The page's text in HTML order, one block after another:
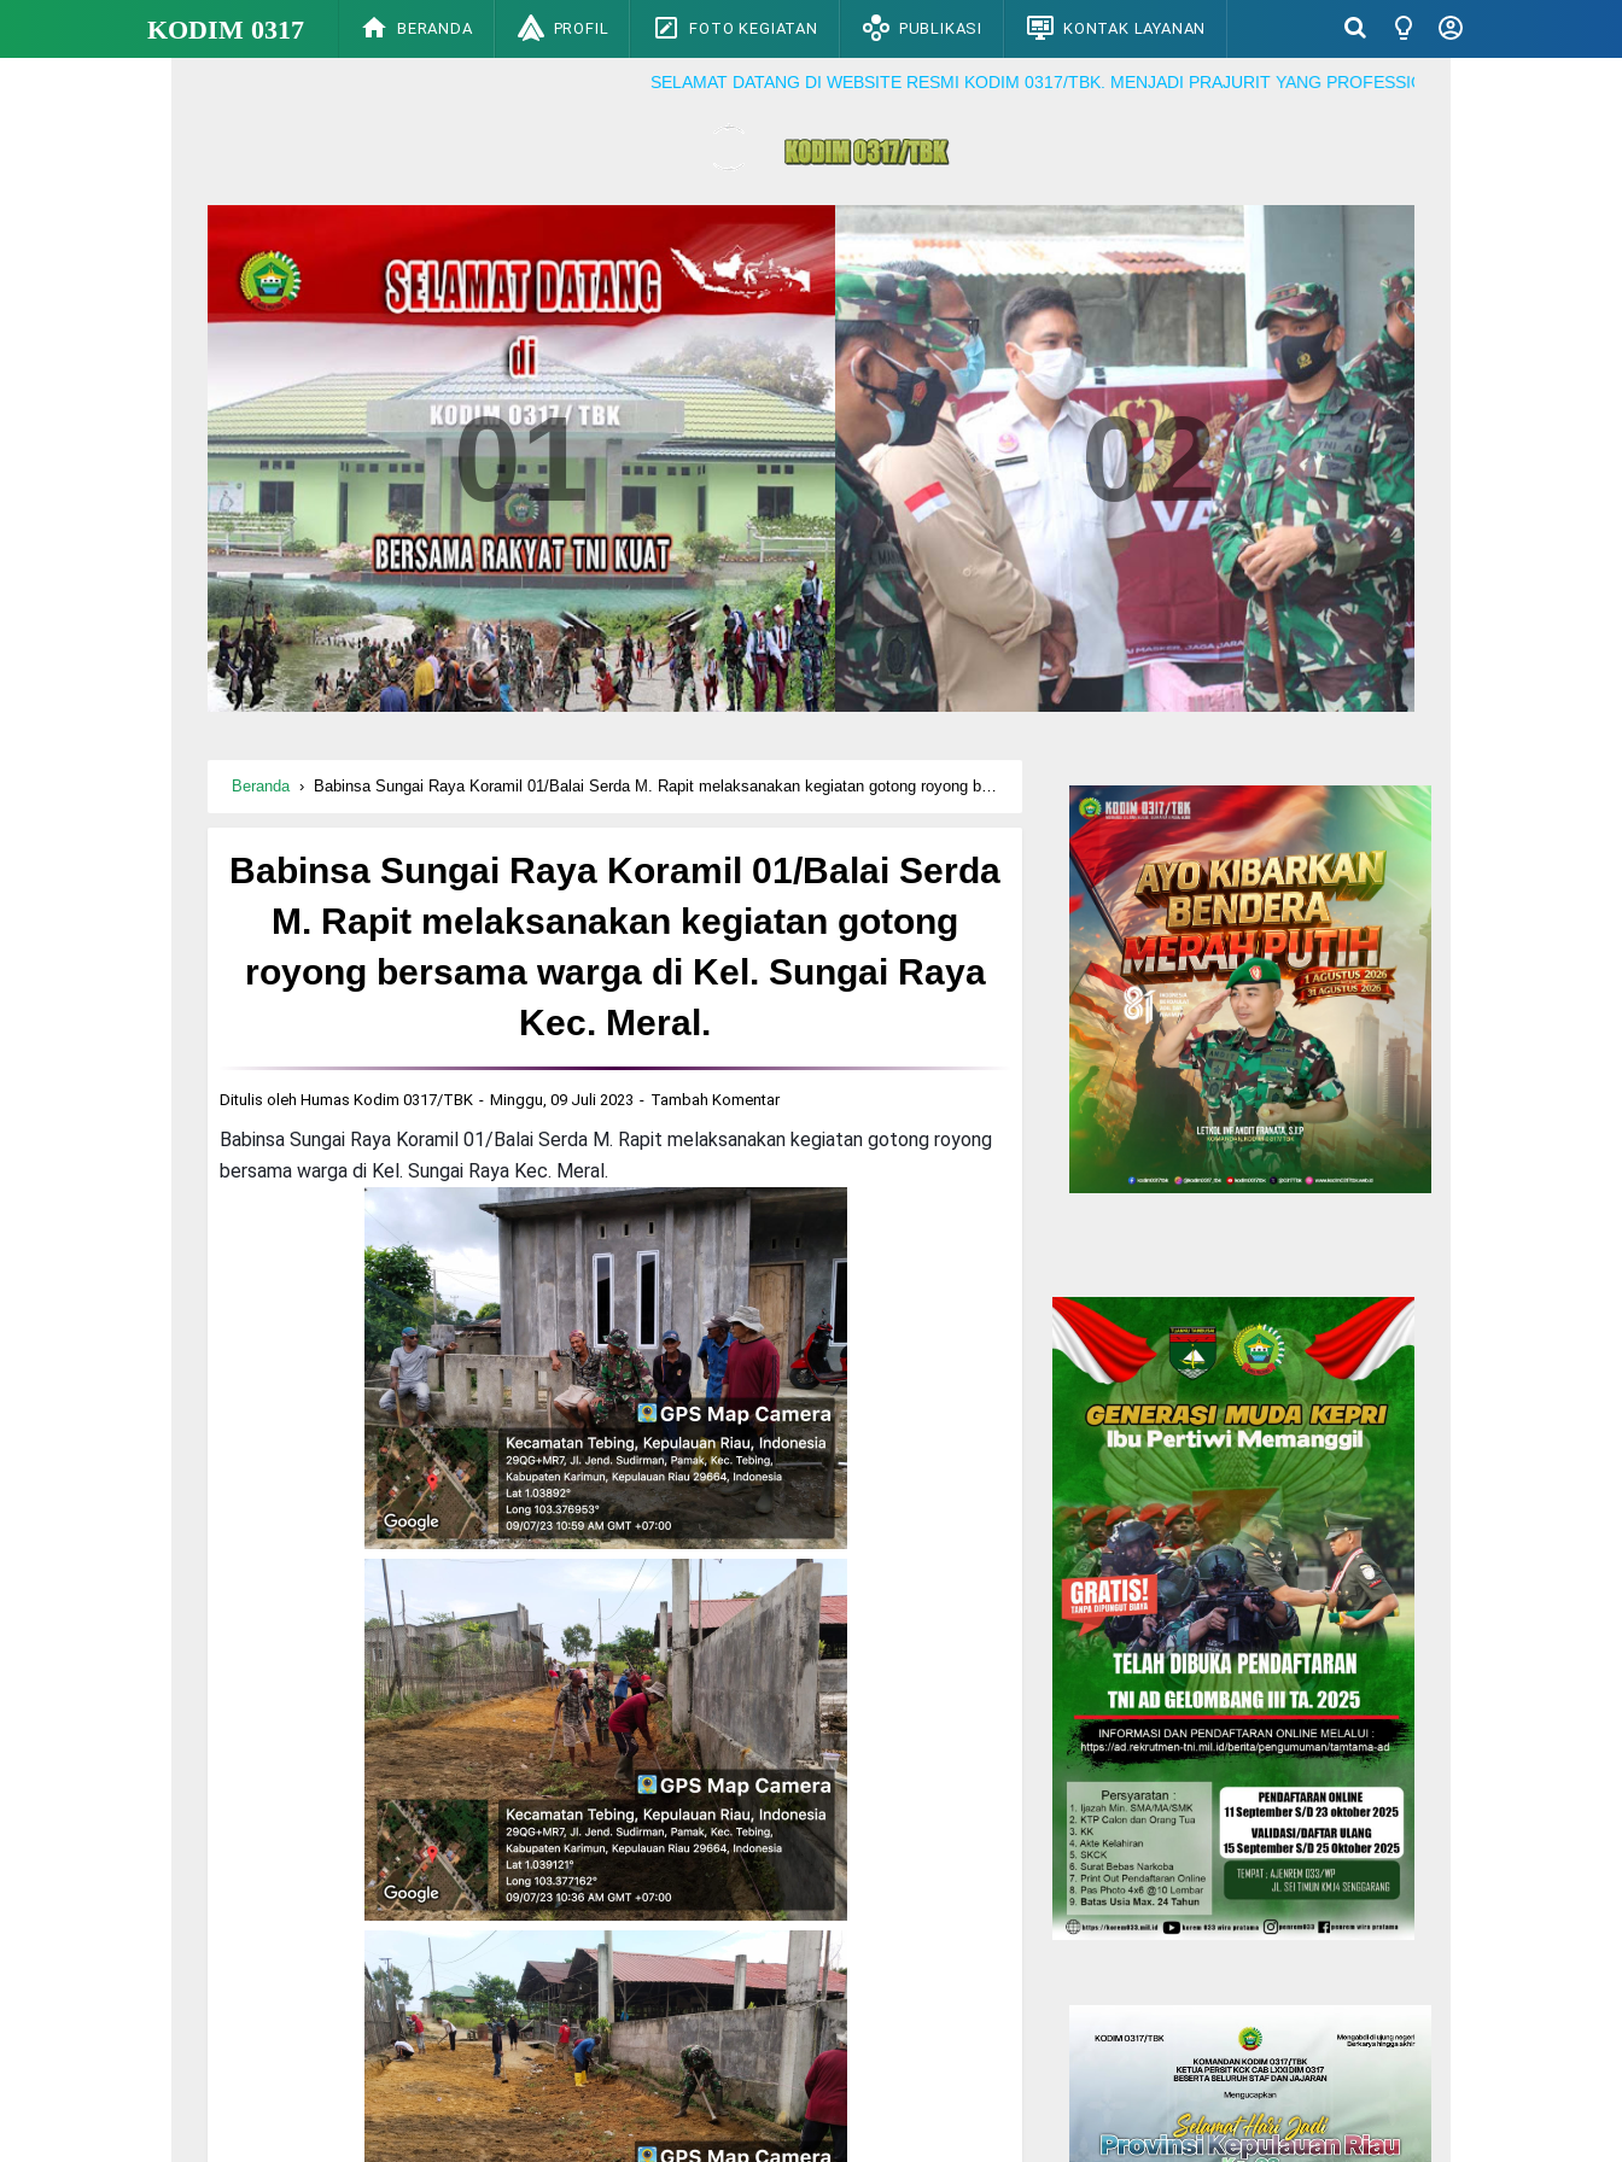
KODIM 0317 BERANDA PROFIL FOTO KEGIATAN PUBLIKASI KONTAK LAYANAN
SELAMAT DATANG DI WEBSITE RESMI KODIM 0317/TBK. MENJADI PRAJURIT YANG PROFESSIONAL, MENCINTAI DAN DICINTAI RAKYAT
01 02
Beranda › Babinsa Sungai Raya Koramil 01/Balai Serda M. Rapit melaksanakan kegiatan gotong royong bersama warga di Kel. Sungai Raya Kec. Meral.
Babinsa Sungai Raya Koramil 01/Balai Serda
M. Rapit melaksanakan kegiatan gotong
royong bersama warga di Kel. Sungai Raya
Kec. Meral.
Ditulis oleh Humas Kodim 0317/TBK Minggu, 09 Juli 2023 Tambah Komentar
Babinsa Sungai Raya Koramil 01/Balai Serda M. Rapit melaksanakan kegiatan gotong royong
bersama warga di Kel. Sungai Raya Kec. Meral.